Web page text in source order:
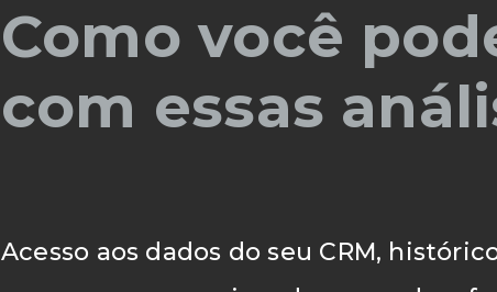
Como você
com essas
Acesso aos dados do seu CRM,